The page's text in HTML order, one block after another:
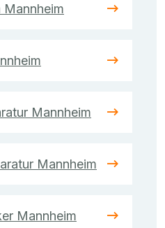
Mannheim
Mannheim
Mannheim
Mannheim